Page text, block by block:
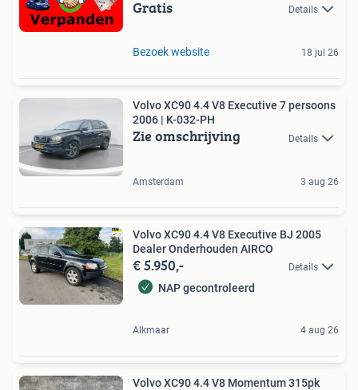
Gratis Details
Bezoek website 18 jul 26
Volvo XC90 4.4 V8 Executive 7 persoons
2006 | K-032-PH
Zie omschrijving Details
Amsterdam 3 aug 26
Volvo XC90 4.4 V8 Executive BJ 2005
Dealer Onderhouden AIRCO
€ 5.950,- Details
NAP gecontroleerd
Alkmaar 4 aug 26
Volvo XC90 4.4 V8 Momentum 315pk